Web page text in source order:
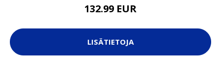
132.99 EUR
LISÄTIETOJA